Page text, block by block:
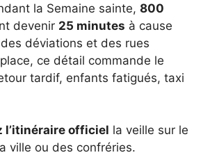
la Semaine sainte, 800
devenir 25 minutes à cause
déviations et des rues
ce détail commande le
tardif, enfants fatigués, taxi
l’itinéraire officiel la veille sur le
ville ou des confréries.